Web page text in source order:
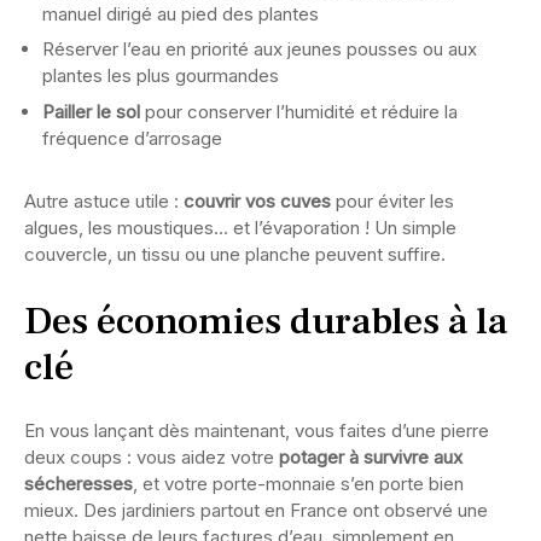
manuel dirigé au pied des plantes
Réserver l’eau en priorité aux jeunes pousses ou aux
plantes les plus gourmandes
Pailler le sol pour conserver l’humidité et réduire la
fréquence d’arrosage
Autre astuce utile : couvrir vos cuves pour éviter les
algues, les moustiques… et l’évaporation ! Un simple
couvercle, un tissu ou une planche peuvent suffire.
Des économies durables à la
clé
En vous lançant dès maintenant, vous faites d’une pierre
deux coups : vous aidez votre potager à survivre aux
sécheresses , et votre porte-monnaie s’en porte bien
mieux. Des jardiniers partout en France ont observé une
nette baisse de leurs factures d’eau, simplement en